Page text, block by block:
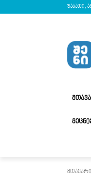
შაბათი,
მთავარი